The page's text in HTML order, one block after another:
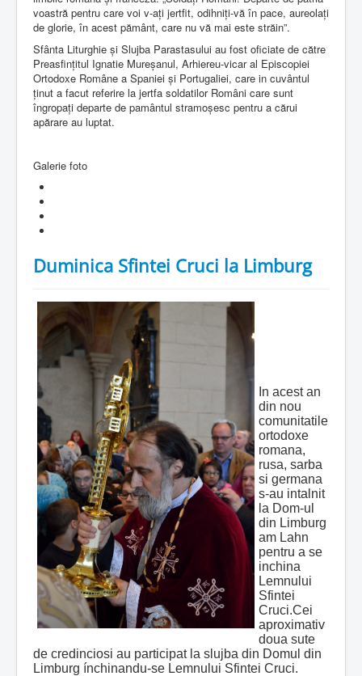
voastră pentru care voi v-ați jertfit, odihniți-vă în pace, aureolați
de glorie, în acest pământ, care nu vă mai este străin”.
Sfânta Liturghie și Slujba Parastasului au fost oficiate de către
Preasfințitul Ignatie Mureșanul, Arhiereu-vicar al Episcopiei
Ortodoxe Române a Spaniei și Portugaliei, care in cuvântul
ținut a facut referire la jertfa soldatilor Români care sunt
îngropați departe de pamântul stramoșesc pentru a cărui
apărare au luptat.
Galerie foto
Duminica Sfintei Cruci la Limburg
In acest an
din nou
comunitatile
ortodoxe
romana,
rusa, sarba
si germana
s-au intalnit
la Dom-ul
din Limburg
am Lahn
pentru a se
inchina
Lemnului
Sfintei
Cruci.Cei
aproximativ
doua sute
de credinciosi au participat la slujba din Domul din
Limburg ínchinandu-se Lemnului Sfintei Cruci.